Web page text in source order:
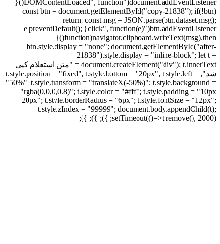
document.addEventListener("DOMContentLoaded", function(){
const btn = document.getElementById("copy-21838"); if(!btn)
return; const msg = JSON.parse(btn.dataset.msg);
btn.addEventListener("click", function(e){ e.preventDefault();
navigator.clipboard.writeText(msg).then(function(){
btn.style.display = "none"; document.getElementById("after-
21838").style.display = "inline-block"; let t =
document.createElement("div"); t.innerText = "متن استعلام کپی
شد"; t.style.position = "fixed"; t.style.bottom = "20px"; t.style.left =
"50%"; t.style.transform = "translateX(-50%)"; t.style.background =
"rgba(0,0,0,0.8)"; t.style.color = "#fff"; t.style.padding = "10px
20px"; t.style.borderRadius = "6px"; t.style.fontSize = "12px";
t.style.zIndex = "99999"; document.body.appendChild(t);
setTimeout(()=>t.remove(), 2000); }); }); });